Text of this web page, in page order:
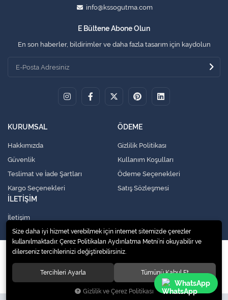
WhatsApp
info@kssogutma.com
E Bültene Abone Olun
En son haberler, bildirimler ve daha fazla tasarım için kaydolun
KURUMSAL
Hakkımızda
Güvenlik
Teslimat ve İade Şartları
Kargo Seçenekleri
ÖDEME
Gizlilik Politikası
Kullanım Koşulları
Ödeme Seçenekleri
Satış Sözleşmesi
İLETİŞİM
İletişim
© 2020Küresel Soğutma Sistemleri Yedek Parça San. Ve Tic. Ltd. Şti.
Size daha iyi hizmet verebilmek için internet sitemizde çerezler
kullanılmaktadır. Çerez Politikaları Aydınlatma Metni’ni okuyabilir ve
dilerseniz tercihlerinizi değiştirebilirsiniz.
Tercihleri Ayarla Tümünü Kabul Et
Gizlilik ve Çerez Politikası